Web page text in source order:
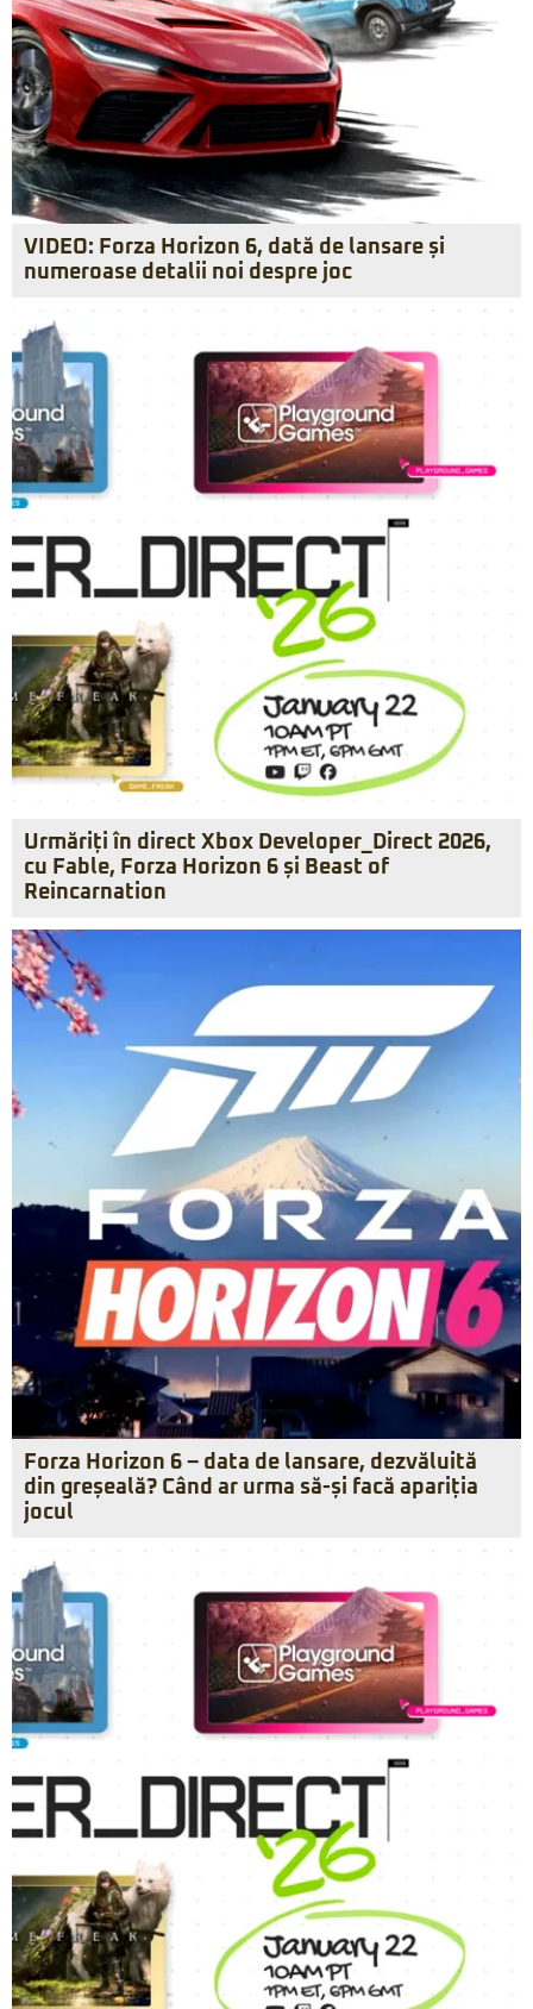
VIDEO: Forza Horizon 6, dată de lansare și
numeroase detalii noi despre joc
Urmăriți în direct Xbox Developer_Direct 2026,
cu Fable, Forza Horizon 6 și Beast of
Reincarnation
Forza Horizon 6 – data de lansare, dezvăluită
din greșeală? Când ar urma să-și facă apariția
jocul